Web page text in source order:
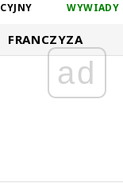
FRANCZYZA
ad